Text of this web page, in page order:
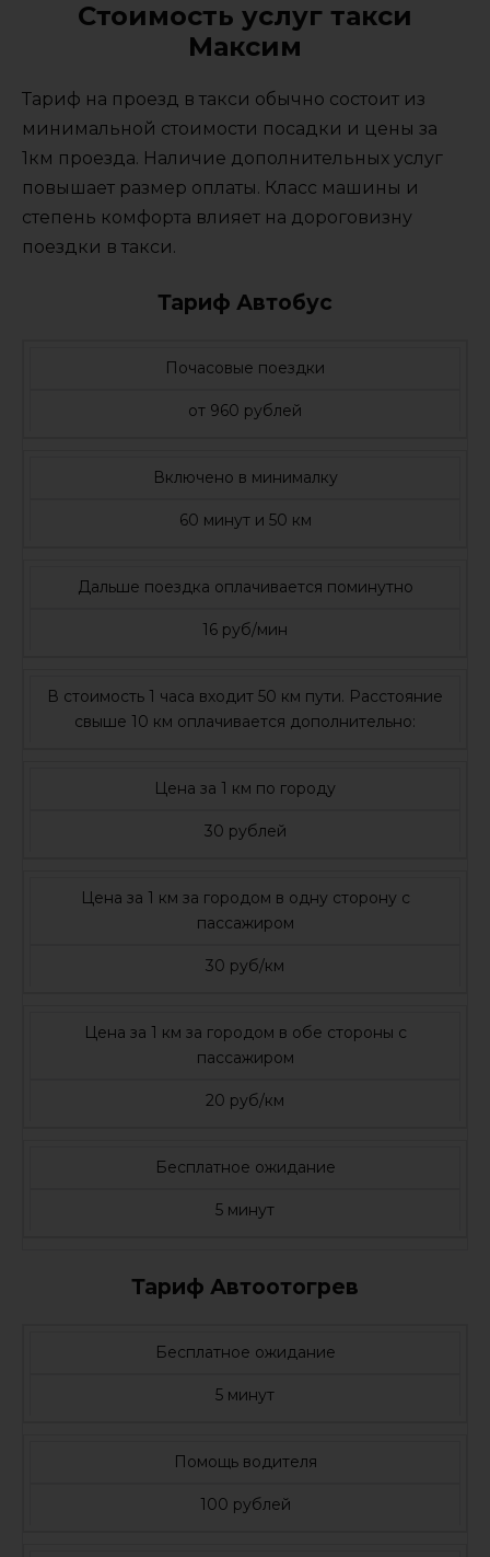
Стоимость услуг такси
Максим
Тариф на проезд в такси обычно состоит из
минимальной стоимости посадки и цены за
1км проезда. Наличие дополнительных услуг
повышает размер оплаты. Класс машины и
степень комфорта влияет на дороговизну
поездки в такси.
Тариф Автобус
Почасовые поездки
от 960 рублей
Включено в минималку
60 минут и 50 км
Дальше поездка оплачивается поминутно
16 руб/мин
В стоимость 1 часа входит 50 км пути. Расстояние
свыше 10 км оплачивается дополнительно:
Цена за 1 км по городу
30 рублей
Цена за 1 км за городом в одну сторону с
пассажиром
30 руб/км
Цена за 1 км за городом в обе стороны с
пассажиром
20 руб/км
Бесплатное ожидание
5 минут
Тариф Автоотогрев
Бесплатное ожидание
5 минут
Помощь водителя
100 рублей